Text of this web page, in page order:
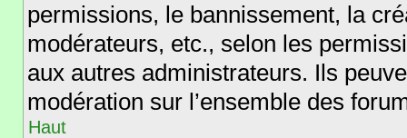
permissions, le bannissement, la
modérateurs, etc., selon les
aux autres administrateurs. Ils
modération sur l’ensemble des
Haut